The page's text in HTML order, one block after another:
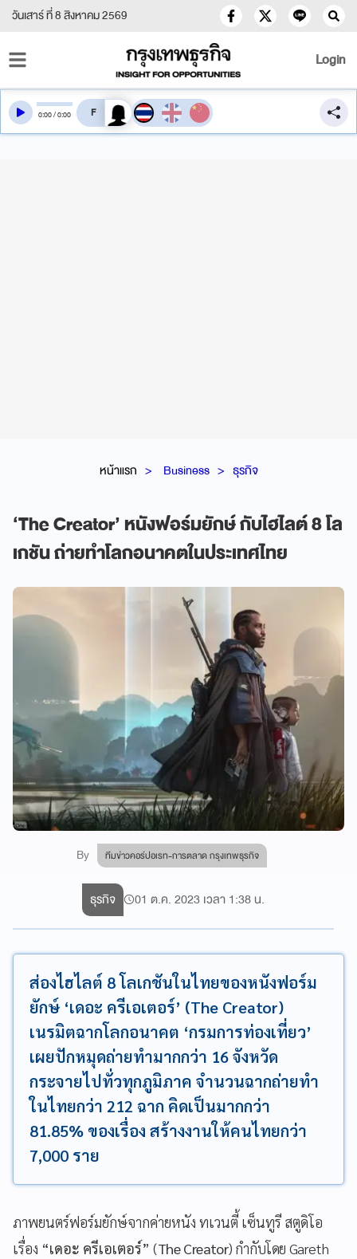
วันเสาร์ ที่ 8 สิงหาคม 2569
Login
หน้าแรก Business ธุรกิจ
‘The Creator’ หนังฟอร์มยักษ์ กับไฮไลต์ 8 โล
เกชัน ถ่ายทำโลกอนาคตในประเทศไทย
By ทีมข่าวคอร์ปอเรท-การตลาด กรุงเทพธุรกิจ
0:00/0:00 สลับเสียงอ่าน
ธุรกิจ 01 ต.ค. 2023 เวลา 1:38 น.
ส่องไฮไลต์ 8 โลเกชันในไทยของหนังฟอร์ม
ยักษ์ ‘เดอะ ครีเอเตอร์’ (The Creator)
เนรมิตฉากโลกอนาคต ‘กรมการท่องเที่ยว’
เผยปักหมุดถ่ายทำมากกว่า 16 จังหวัด
กระจายไปทั่วทุกภูมิภาค จำนวนฉากถ่ายทำ
ในไทยกว่า 212 ฉาก คิดเป็นมากกว่า
81.85% ของเรื่อง สร้างงานให้คนไทยกว่า
7,000 ราย
ภาพยนตร์ฟอร์มยักษ์จากค่ายหนัง ทเวนตี้ เซ็นทูรี สตูดิโอ
เรื่อง “เดอะ ครีเอเตอร์” (The Creator) กำกับโดย Gareth